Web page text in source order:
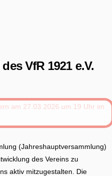
VfR 1921 e.V.
(Jahreshauptversammlung)
des Vereins zu
aktiv mitzugestalten. Die